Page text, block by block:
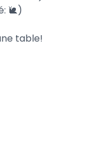
🐌)
table!